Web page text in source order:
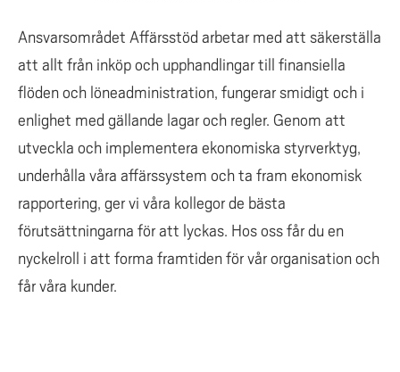
Ansvarsområdet Affärsstöd arbetar med att säkerställa
att allt från inköp och upphandlingar till finansiella
flöden och löneadministration, fungerar smidigt och i
enlighet med gällande lagar och regler. Genom att
utveckla och implementera ekonomiska styrverktyg,
underhålla våra affärssystem och ta fram ekonomisk
rapportering, ger vi våra kollegor de bästa
förutsättningarna för att lyckas. Hos oss får du en
nyckelroll i att forma framtiden för vår organisation och
får våra kunder.